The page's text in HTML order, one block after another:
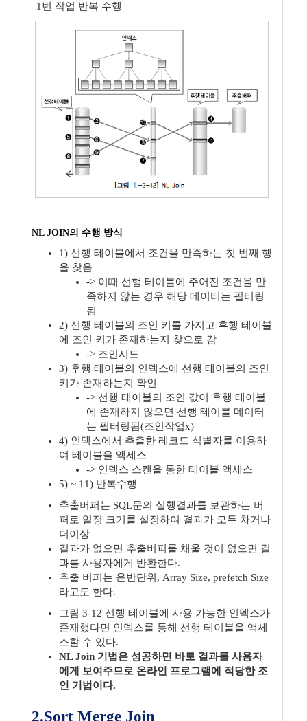
1번 작업 반복 수행
NL JOIN의 수행 방식
1) 선행 테이블에서 조건을 만족하는 첫 번째 행
을 찾음
-> 이때 선행 테이블에 주어진 조건을 만
족하지 않는 경우 해당 데이터는 필터링
됨
2) 선행 테이블의 조인 키를 가지고 후행 테이블
에 조인 키가 존재하는지 찾으로 감
-> 조인시도
3) 후행 테이블의 인덱스에 선행 테이블의 조인
키가 존재하는지 확인
-> 선행 테이블의 조인 값이 후행 테이블
에 존재하지 않으면 선행 테이블 데이터
는 필터링됨(조인작업x)
4) 인덱스에서 추출한 레코드 식별자를 이용하
여 테이블을 액세스
-> 인덱스 스캔을 통한 테이블 액세스
5) ~ 11) 반복수행|
추출버퍼는 SQL문의 실행결과를 보관하는 버
퍼로 일정 크기를 설정하여 결과가 모두 차거나
더이상
결과가 없으면 추출버퍼를 채울 것이 없으면 결
과를 사용자에게 반환한다.
추출 버퍼는 운반단위, Array Size, prefetch Size
라고도 한다.
그림 3-12 선행 테이블에 사용 가능한 인덱스가
존재했다면 인덱스를 통해 선행 테이블을 액세
스할 수 있다.
NL Join 기법은 성공하면 바로 결과를 사용자
에게 보여주므로 온라인 프로그램에 적당한 조
인 기법이다.
2.Sort Merge Join